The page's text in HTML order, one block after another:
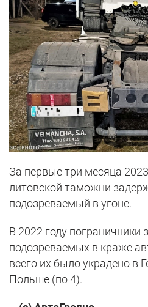
За первые три месяца
литовской таможни
подозреваемый в угоне.
В 2022 году пограничники
подозреваемых в краже
всего их было украдено в
Польше (по 4).